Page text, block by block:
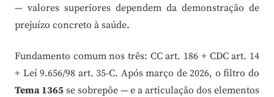
— valores superiores dependem da demonstração de
prejuízo concreto à saúde.
Fundamento comum nos três: CC art. 186 + CDC art. 14
+ Lei 9.656/98 art. 35-C. Após março de 2026, o filtro do
Tema 1365se sobrepõe — e a articulação dos elementos